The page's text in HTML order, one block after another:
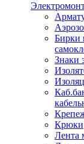
Бирки
Знаки
Крюки
Лента